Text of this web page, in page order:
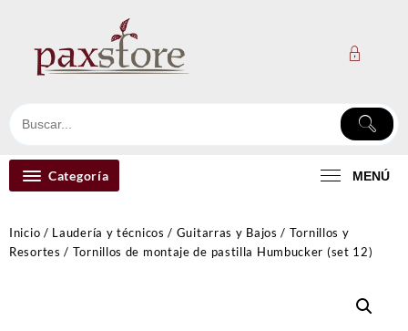
contenido
Categoría MENÚ
Inicio / Laudería y técnicos / Guitarras y Bajos / Tornillos y
Resortes / Tornillos de montaje de pastilla Humbucker (set 12)